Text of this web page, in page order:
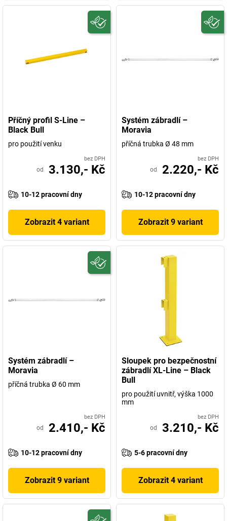
Příčný profil S-Line –
Black Bull
pro použití venku
bez DPH
od 3.130,- Kč
10-12 pracovní dny
Zobrazit 4 variant
Systém zábradlí –
Moravia
příčná trubka Ø 48 mm
bez DPH
od 2.220,- Kč
10-12 pracovní dny
Zobrazit 9 variant
Systém zábradlí –
Moravia
příčná trubka Ø 60 mm
bez DPH
od 2.410,- Kč
10-12 pracovní dny
Zobrazit 9 variant
Sloupek pro bezpečnostní
zábradlí XL-Line – Black
Bull
pro použití uvnitř, výška 1000
mm
bez DPH
od 3.210,- Kč
5-6 pracovní dny
Zobrazit 4 variant